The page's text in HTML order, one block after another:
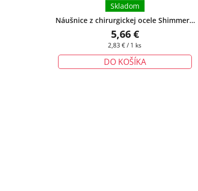
Náušnice z chirurgickej ocele Shimmer -
+ darčeková krabička
zadarmo
Skladom
5,66 €
Jednotková
cena:
2,83 € / 1 ks
DO KOŠÍKA